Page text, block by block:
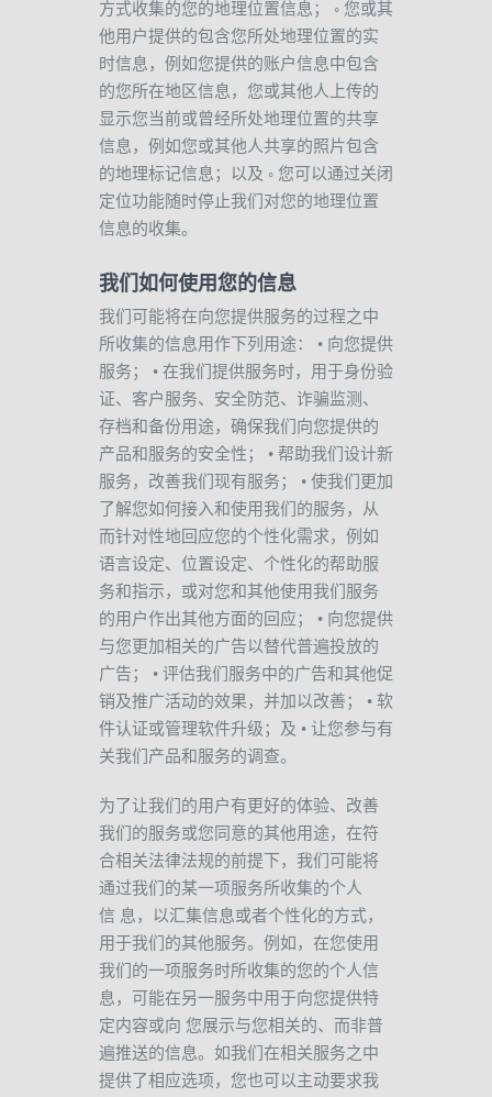
方式收集的您的地理位置信息； ◦ 您或其
他用户提供的包含您所处地理位置的实
时信息，例如您提供的账户信息中包含
的您所在地区信息，您或其他人上传的
显示您当前或曾经所处地理位置的共享
信息，例如您或其他人共享的照片包含
的地理标记信息；以及 ◦ 您可以通过关闭
定位功能随时停止我们对您的地理位置
信息的收集。
我们如何使用您的信息
我们可能将在向您提供服务的过程之中
所收集的信息用作下列用途：
• 向您提供
服务；
• 在我们提供服务时，用于身份验
证、客户服务、安全防范、诈骗监测、
存档和备份用途，确保我们向您提供的
产品和服务的安全性；
• 帮助我们设计新
服务，改善我们现有服务；
• 使我们更加
了解您如何接入和使用我们的服务，从
而针对性地回应您的个性化需求，例如
语言设定、位置设定、个性化的帮助服
务和指示，或对您和其他使用我们服务
的用户作出其他方面的回应；
• 向您提供
与您更加相关的广告以替代普遍投放的
广告；
• 评估我们服务中的广告和其他促
销及推广活动的效果，并加以改善；
• 软
件认证或管理软件升级；及 • 让您参与有
关我们产品和服务的调查。
为了让我们的用户有更好的体验、改善
我们的服务或您同意的其他用途，在符
合相关法律法规的前提下，我们可能将
通过我们的某一项服务所收集的个人
信 息，以汇集信息或者个性化的方式，
用于我们的其他服务。例如，在您使用
我们的一项服务时所收集的您的个人信
息，可能在另一服务中用于向您提供特
定内容或向 您展示与您相关的、而非普
遍推送的信息。如我们在相关服务之中
提供了相应选项，您也可以主动要求我